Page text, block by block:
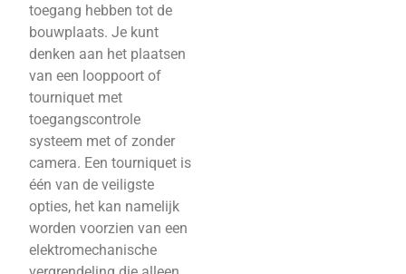
toegang hebben tot de
bouwplaats. Je kunt
denken aan het plaatsen
van een looppoort of
tourniquet met
toegangscontrole
systeem met of zonder
camera. Een tourniquet is
één van de veiligste
opties, het kan namelijk
worden voorzien van een
elektromechanische